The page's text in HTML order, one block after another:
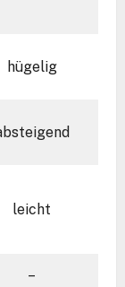
hügelig
leicht
–